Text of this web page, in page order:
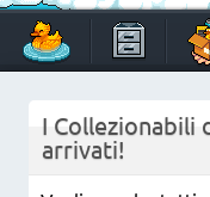
Un viaggio di pixel!
I Collezionabili
arrivati!